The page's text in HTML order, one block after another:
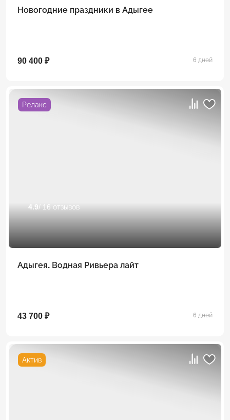
Новогодние праздники в Адыгее
90 400 ₽ 6 дней
Релакс
4.9 / 16 отзывов
Адыгея. Водная Ривьера лайт
43 700 ₽ 6 дней
Актив